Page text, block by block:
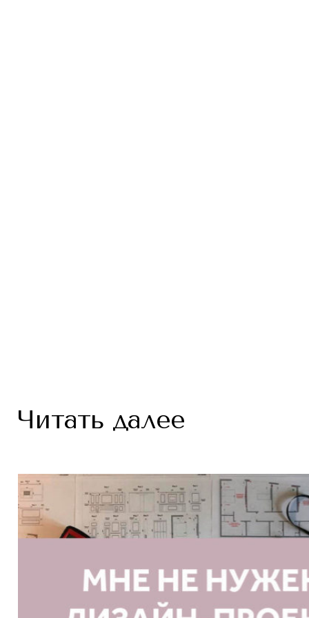
Читать далее